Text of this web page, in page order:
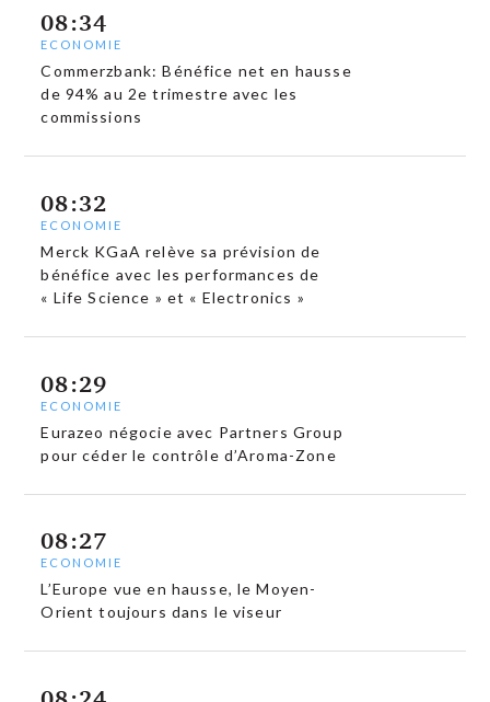
08:34
ECONOMIE
Commerzbank: Bénéfice net en hausse
de 94% au 2e trimestre avec les
commissions
08:32
ECONOMIE
Merck KGaA relève sa prévision de
bénéfice avec les performances de
« Life Science » et « Electronics »
08:29
ECONOMIE
Eurazeo négocie avec Partners Group
pour céder le contrôle d’Aroma-Zone
08:27
ECONOMIE
L’Europe vue en hausse, le Moyen-
Orient toujours dans le viseur